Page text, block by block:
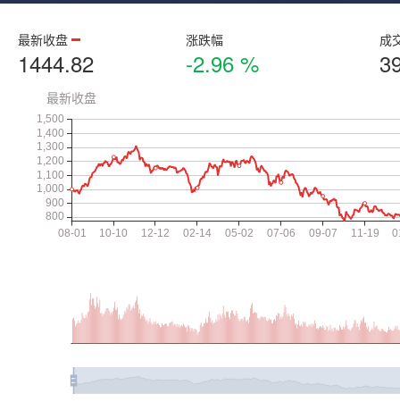
最新收盘
1444.82
涨跌幅
-2.96 %
成